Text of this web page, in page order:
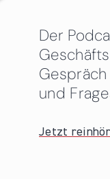
Der
und
Jetzt